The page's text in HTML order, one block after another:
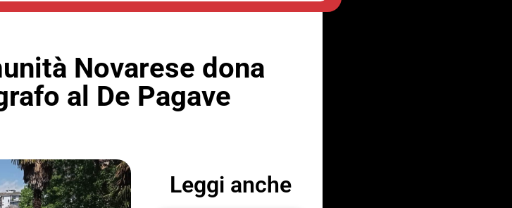
Novarese dona
al De Pagave
Leggi anche